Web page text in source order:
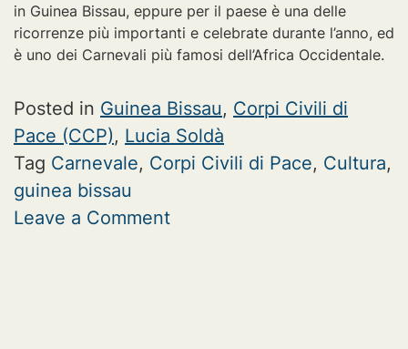
in Guinea Bissau, eppure per il paese è una delle
ricorrenze più importanti e celebrate durante l’anno, ed
è uno dei Carnevali più famosi dell’Africa Occidentale.
Posted in Guinea Bissau, Corpi Civili di
Pace (CCP), Lucia Soldà
Tag Carnevale, Corpi Civili di Pace, Cultura,
guinea bissau
Leave a Commenton